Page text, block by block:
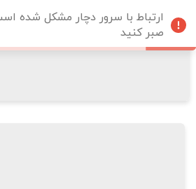
ارتباط با سرور دچار مشکل شده
صبر کنید